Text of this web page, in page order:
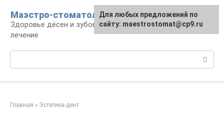
контенту
Маэстро-стоматолог
Здоровье дёсен и зубов, диагностика и
лечение
Главная » Эстетика-дент
Для любых предложений по
сайту: maestrostomat@cp9.ru